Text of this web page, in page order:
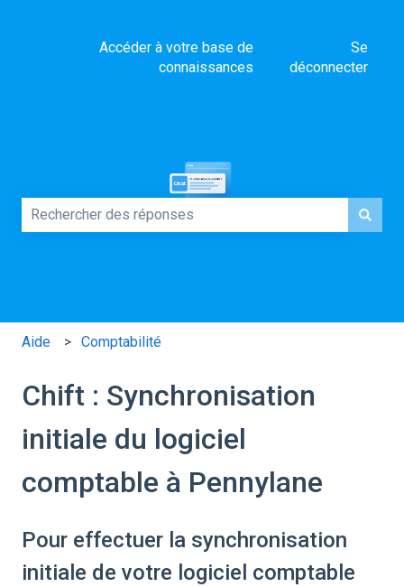
Accéder à votre base de
connaissances
Se
déconnecter
Aide Comptabilité
Chift : Synchronisation
initiale du logiciel
comptable à Pennylane
Pour effectuer la synchronisation
initiale de votre logiciel comptable